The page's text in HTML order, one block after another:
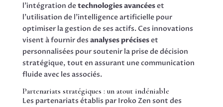
l’intégration detechnologies avancéeset
l’utilisation de l’intelligence artificielle pour
optimiser la gestion de ses actifs. Ces innovations
visent à fournir des analyses préciseset
personnalisées pour soutenir la prise de décision
stratégique, tout en assurant une communication
fluide avec les associés.
Partenariats stratégiques : un atout indéniable
Les partenariats établis par Iroko Zen sont des